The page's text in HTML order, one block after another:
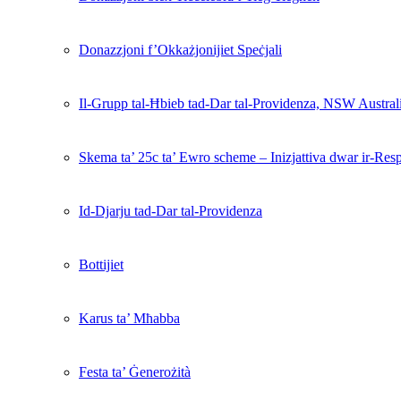
Donazzjoni f’Okkażjonijiet Speċjali
Il-Grupp tal-Ħbieb tad-Dar tal-Providenza, NSW
Skema ta’ 25c ta’ Ewro scheme – Inizjattiva dwar ir-
Id-Djarju tad-Dar tal-Providenza
Bottijiet
Karus ta’ Mħabba
Festa ta’ Ġenerożità